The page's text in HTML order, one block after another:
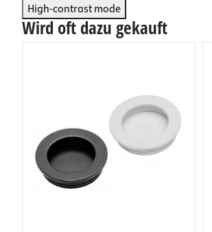
High-contrast mode
Wird oft dazu gekauft